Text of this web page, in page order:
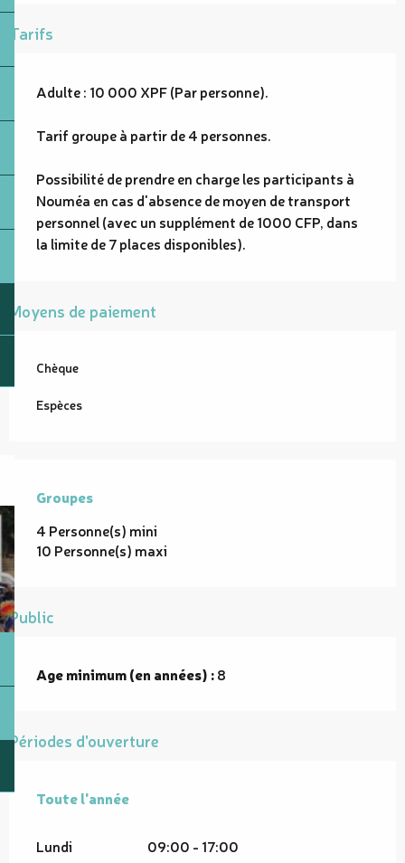
Tarifs
Adulte : 10 000 XPF (Par personne).
Tarif groupe à partir de 4 personnes.
Possibilité de prendre en charge les participants à
Nouméa en cas d'absence de moyen de transport
personnel (avec un supplément de 1000 CFP, dans
la limite de 7 places disponibles).
Moyens de paiement
Chèque
Espèces
Groupes
Groupes
4 Personne(s) mini
10 Personne(s) maxi
Public
Age minimum (en années) :8
Périodes d'ouverture
Toute l'année
Toute l'année
Lundi 09:00 - 17:00